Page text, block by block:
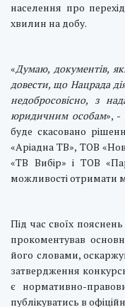
населення про
хвилин на добу.
«Думаю, документів,
довести, що Нацрада
недобросовісно, з
юридичним особам», -
буде скасовано
«Аріадна ТВ», ТОВ
«ТВ Вибір» і ТОВ
можливості отримати
Під час своїх
прокоментував
його словами,
затвердження
є нормативно-
публікуватись в